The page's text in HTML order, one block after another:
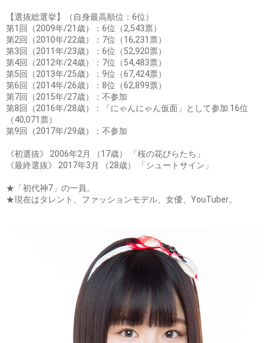
【選抜総選挙】（自身最高順位：6位）
第1回（2009年/21歳）：6位（2,543票）
第2回（2010年/22歳）：7位（16,231票）
第3回（2011年/23歳）：6位（52,920票）
第4回（2012年/24歳）：7位（54,483票）
第5回（2013年/25歳）：9位（67,424票）
第6回（2014年/26歳）：8位（62,899票）
第7回（2015年/27歳）：不参加
第8回（2016年/28歳）：「にゃんにゃん仮面」として参加 16位
（40,071票）
第9回（2017年/29歳）：不参加
《初選抜》 2006年2月 （17歳） 「桜の花びらたち」
《最終選抜》 2017年3月 （28歳） 「シュートサイン」
★「初代神7」の一員。
★現在はタレント、ファッションモデル、女優、YouTuber。